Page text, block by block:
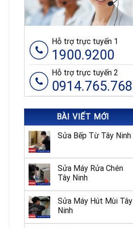
Hỗ trợ trực tuyến 1
1900.9200
Hỗ trợ trực tuyến 2
0914.765.768
BÀI VIẾT MỚI
Sửa Bếp Từ Tây Ninh
Sửa Máy Rửa Chén
Tây Ninh
Sửa Máy Hút Mùi Tây
Ninh